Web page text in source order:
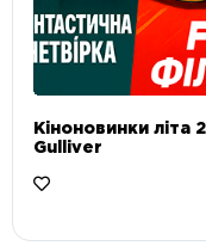
Кіноновинки літа
Gulliver